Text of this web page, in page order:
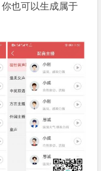
也可以生成属于